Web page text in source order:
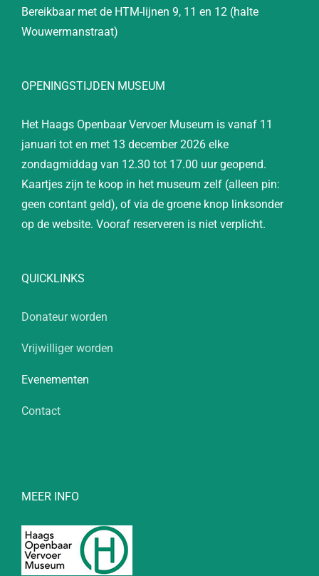
Bereikbaar met de HTM-lijnen 9, 11 en 12 (halte
Wouwermanstraat)
OPENINGSTIJDEN MUSEUM
Het Haags Openbaar Vervoer Museum is vanaf 11
januari tot en met 13 december 2026 elke
zondagmiddag van 12.30 tot 17.00 uur geopend.
Kaartjes zijn te koop in het museum zelf (alleen pin:
geen contant geld), of via de groene knop linksonder
op de website. Vooraf reserveren is niet verplicht.
QUICKLINKS
Donateur worden
Vrijwilliger worden
Evenementen
Contact
MEER INFO